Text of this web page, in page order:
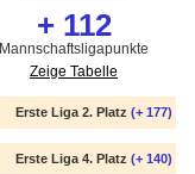
+ 112
Mannschaftsligapunkte
Zeige Tabelle
Erste Liga 2. Platz (+ 177)
Erste Liga 4. Platz (+ 140)